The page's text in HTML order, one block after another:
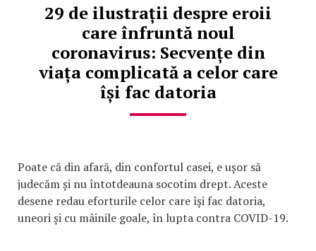
29 de ilustrații despre eroii
care înfruntă noul
coronavirus: Secvențe din
viața complicată a celor care
își fac datoria
Poate că din afară, din confortul casei, e ușor să
judecăm și nu întotdeauna socotim drept. Aceste
desene redau eforturile celor care își fac datoria,
uneori și cu mâinile goale, în lupta contra COVID-19.